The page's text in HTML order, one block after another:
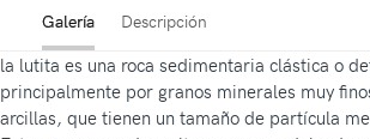
Galería Descripción
la lutita es una roca sedimentaria clástica o
principalmente por granos minerales muy
arcillas, que tienen un tamaño de partícula